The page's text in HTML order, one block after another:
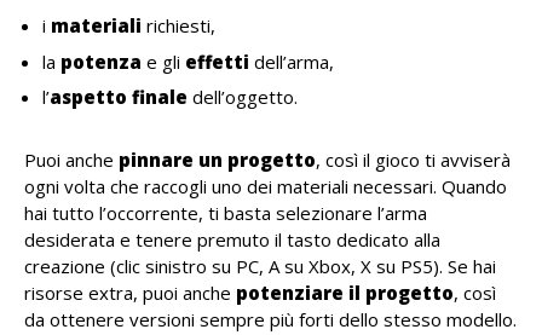
i materiali richiesti,
la potenza e gli effetti dell’arma,
l’aspetto finale dell’oggetto.
Puoi anche pinnare un progetto, così il gioco ti avviserà
ogni volta che raccogli uno dei materiali necessari. Quando
hai tutto l’occorrente, ti basta selezionare l’arma
desiderata e tenere premuto il tasto dedicato alla
creazione (clic sinistro su PC, A su Xbox, X su PS5). Se hai
risorse extra, puoi anche potenziare il progetto, così
da ottenere versioni sempre più forti dello stesso modello.